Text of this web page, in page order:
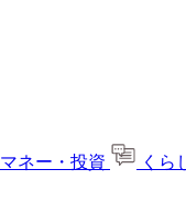
マネー・投資 くら